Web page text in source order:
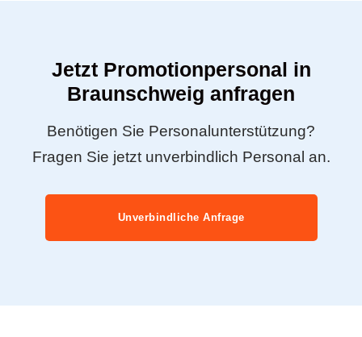
Jetzt Promotionpersonal in
Braunschweig anfragen
Benötigen Sie Personalunterstützung?
Fragen Sie jetzt unverbindlich Personal an.
Unverbindliche Anfrage